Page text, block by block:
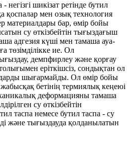
негізгі шикізат ретінде бутил
қоспалар мен озық технология
материалдары бар, өмір бойы
су өткізбейтін тығыздағыш
адгезия күші мен тамаша ауа-
төзімділікке ие. Ол
демпфирлеу және қорғау
еріткішсіз, сондықтан ол
шығармайды. Ол өмір бойы
бетінің термиялық кеңеюі
деформацияны тамаша
су өткізбейтін
таспа немесе бутил таспа - су
және тығыздауда қолданылатын